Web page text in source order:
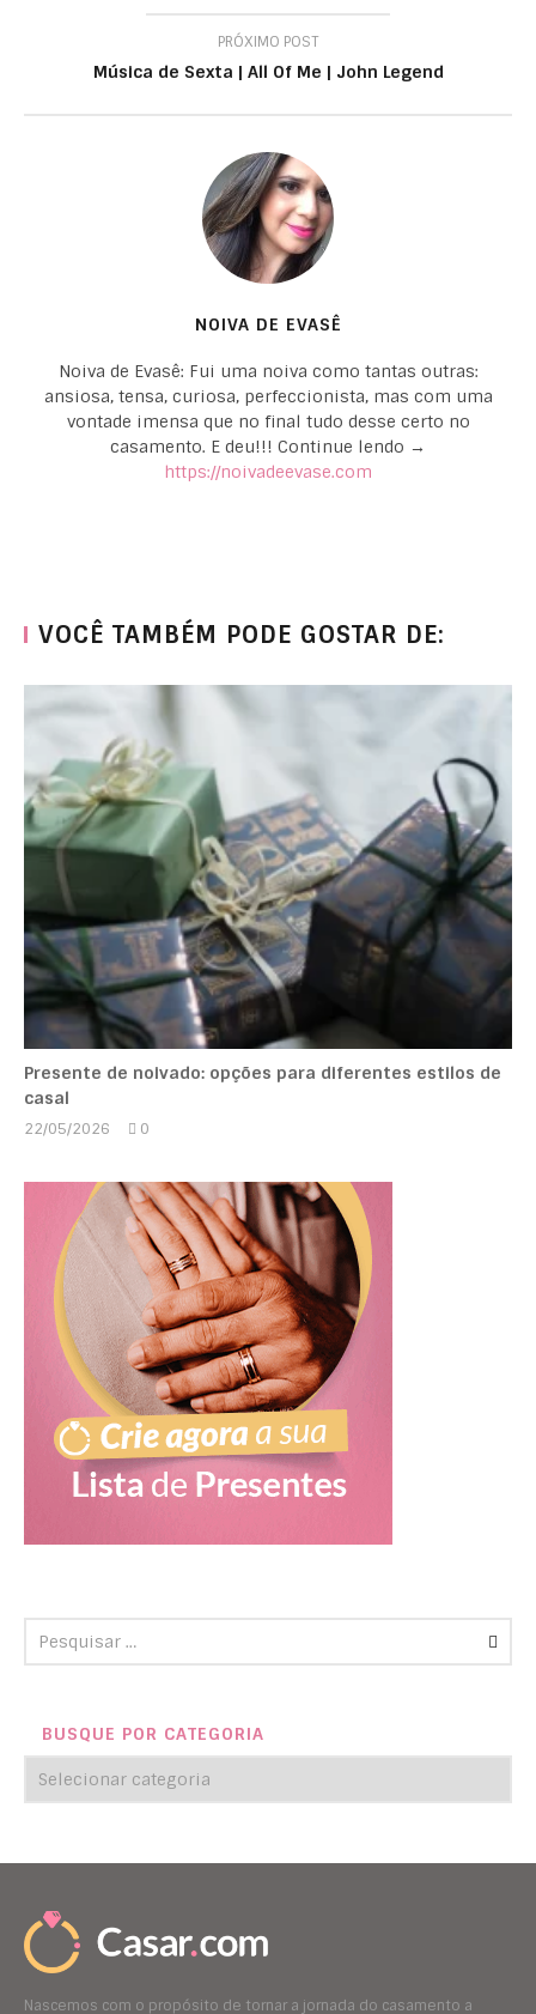
PRÓXIMO POST
Música de Sexta | All Of Me | John Legend
NOIVA DE EVASÊ
Noiva de Evasê: Fui uma noiva como tantas outras:
ansiosa, tensa, curiosa, perfeccionista, mas com uma
vontade imensa que no final tudo desse certo no
casamento. E deu!!! Continue lendo →
https://noivadeevase.com
VOCÊ TAMBÉM PODE GOSTAR DE:
Presente de noivado: opções para diferentes estilos de
casal
22/05/2026
0
BUSQUE POR CATEGORIA
Nascemos com o propósito de tornar a jornada do casamento a